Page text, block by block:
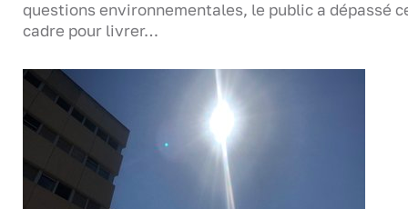
questions environnementales, le public a dépassé
cadre pour livrer…